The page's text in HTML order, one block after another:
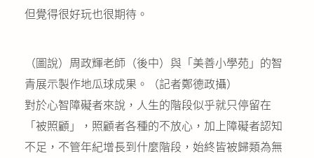
但覺得很好玩也很期待。
（圖說）周政輝老師（後中）與「美善小學苑」的智
青展示製作地瓜球成果。（記者鄭德政攝）
對於心智障礙者來說，人生的階段似乎就只停留在
「被照顧」，照顧者各種的不放心，加上障礙者認知
不足，不管年紀增長到什麼階段，始終皆被歸類為無